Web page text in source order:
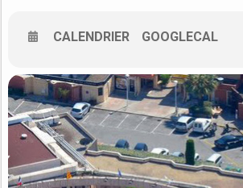
CALENDRIER GOOGLECAL